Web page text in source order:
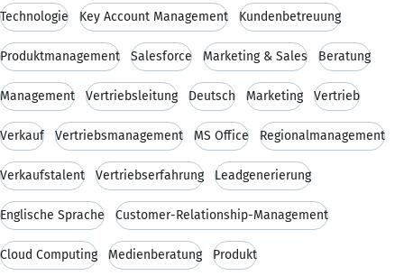
Technologie Key Account Management Kundenbetreuung
Produktmanagement Salesforce Marketing & Sales Beratung
Management Vertriebsleitung Deutsch Marketing Vertrieb
Verkauf Vertriebsmanagement MS Office Regionalmanagement
Verkaufstalent Vertriebserfahrung Leadgenerierung
Englische Sprache Customer-Relationship-Management
Cloud Computing Medienberatung Produkt